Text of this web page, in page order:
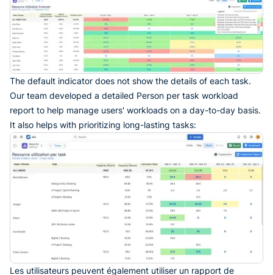
The default indicator does not show the details of each task.
Our team developed a detailed Person per task workload
report to help manage users' workloads on a day-to-day basis.
It also helps with prioritizing long-lasting tasks:
Les utilisateurs peuvent également utiliser un rapport de